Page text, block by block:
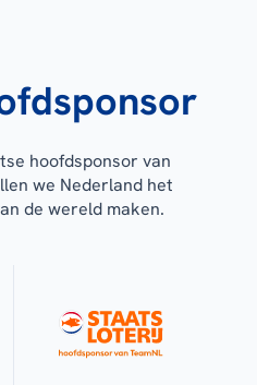
hoofdsponsor van
we Nederland het
de wereld maken.